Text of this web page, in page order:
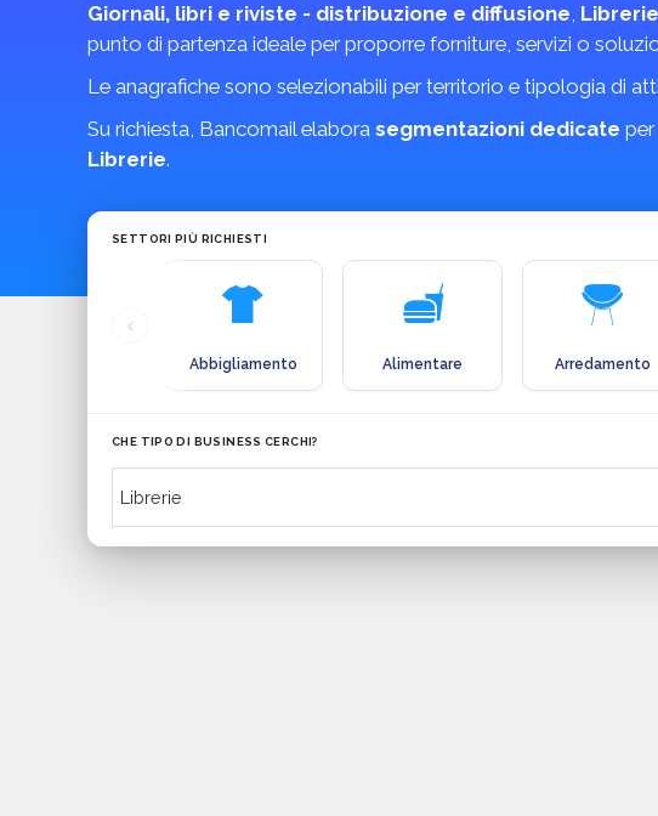
Giornali, libri e riviste - distribuzione e diffusione, Librerie
punto di partenza ideale per proporre forniture, servizi o
Le anagrafiche sono selezionabili per territorio e tipologia di
Su richiesta, Bancomail elabora segmentazioni dedicate
Librerie.
SETTORI PIÙ RICHIESTI
Abbigliamento Alimentare Arredamento
CHE TIPO DI BUSINESS CERCHI?